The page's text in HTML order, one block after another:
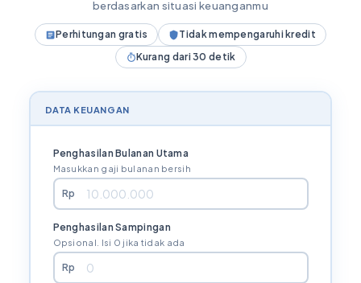
berdasarkan situasi keuanganmu
Perhitungan gratis
Tidak mempengaruhi kredit
Kurang dari 30 detik
DATA KEUANGAN
Penghasilan Bulanan Utama
Masukkan gaji bulanan bersih
Rp
Penghasilan Sampingan
Opsional. Isi 0 jika tidak ada
Rp